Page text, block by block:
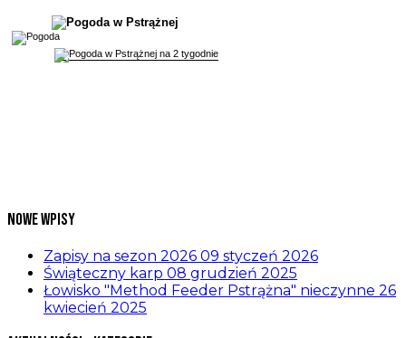
Nowe wpisy
Zapisy na sezon 2026 09 styczeń 2026
Świąteczny karp 08 grudzień 2025
Łowisko "Method Feeder Pstrążna" nieczynne 26
kwiecień 2025